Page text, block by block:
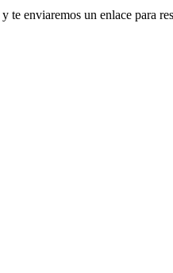
enviaremos un enlace para